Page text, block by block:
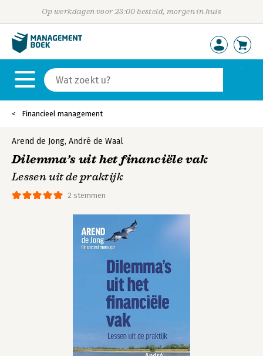
Op werkdagen voor 23:00 besteld, morgen in huis
Financieel management
2 stemmen
Arend de Jong, André de Waal
Dilemma’s uit het financiële vak
Lessen uit de praktijk